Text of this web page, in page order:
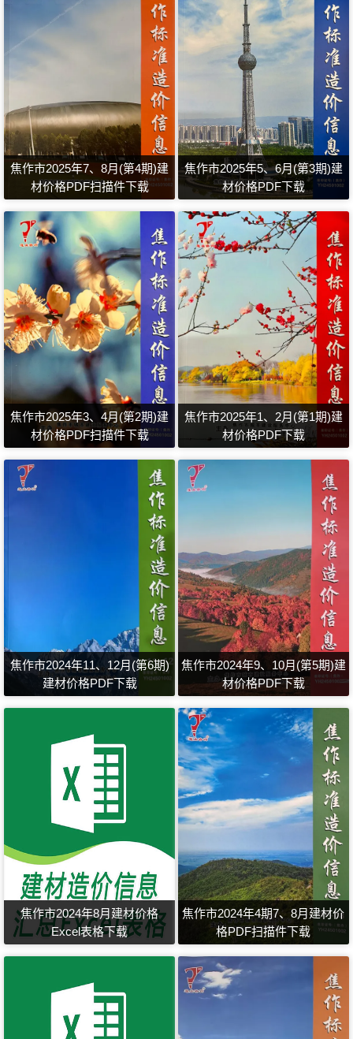
焦作市2025年7、8月(第4期)建
材价格PDF扫描件下载
焦作市2025年5、6月(第3期)建
材价格PDF下载
焦作市2025年3、4月(第2期)建
材价格PDF扫描件下载
焦作市2025年1、2月(第1期)建
材价格PDF下载
焦作市2024年11、12月(第6期)
建材价格PDF下载
焦作市2024年9、10月(第5期)建
材价格PDF下载
焦作市2024年8月建材价格
Excel表格下载
焦作市2024年4期7、8月建材价
格PDF扫描件下载